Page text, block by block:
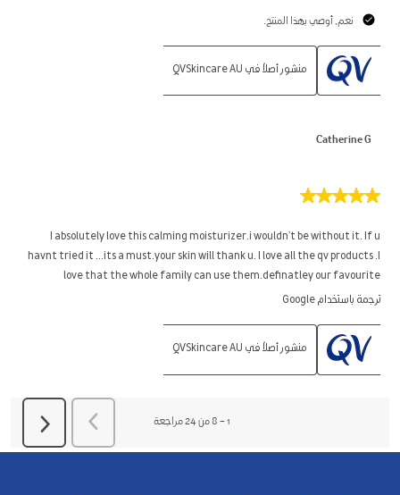
نعم, أوصي بهذا المنتج.
منشور أصلاً في QVSkincare AU
5
5
نجوم.
Catherine G
I absolutely love this calming moisturizer.i wouldn't be without it. If u
havnt tried it ...its a must.your skin will thank u. I love all the qv products .I
love that the whole family can use them.definatley our favourite
ترجمة باستخدام Google
منشور أصلاً في QVSkincare AU
1
–8 من 24 مراجعة السابق مراجعةالتالي
مراجعة